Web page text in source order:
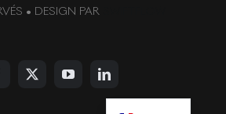
• DESIGN PAR